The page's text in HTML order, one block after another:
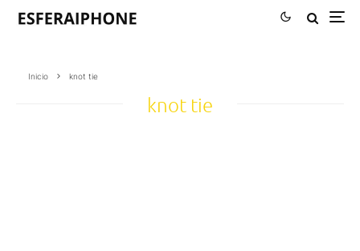
Inicio knot tie
knot tie